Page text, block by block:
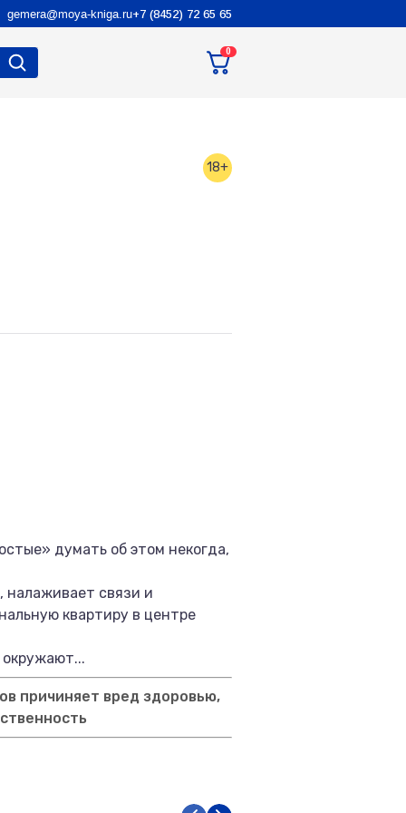
gemera@moya-kniga.ru+7 (8452) 72 65 65
0
18+
думать об этом некогда,
налаживает связи и
квартиру в центре
окружают...
причиняет вред здоровью,